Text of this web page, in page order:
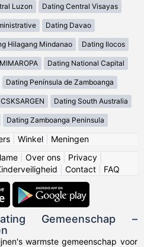
Luzon Dating Central Visayas
Dating Davao
Hilagang Mindanao Dating Ilocos
Dating National Capital
Dating Península de Zamboanga
Dating South Australia
Dating Zamboanga Peninsula
| Winkel| Meningen
Over ons Privacy
Contact FAQ
Gemeenschap –
warmste gemeenschap voor